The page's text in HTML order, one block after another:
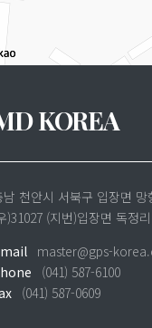
KOREA
남 천안시 서북구 입장면 망
)31027 (지번)입장면 독정
master@gps-
(041) 587-6100
(041) 587-0609